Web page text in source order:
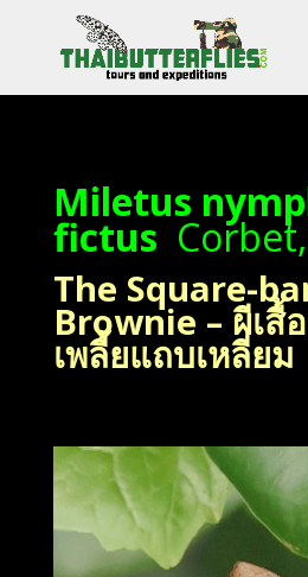
Miletus
fictus
The Square-
Brownie – ผีเ
เพลี้ยแถบเหลี่ยม